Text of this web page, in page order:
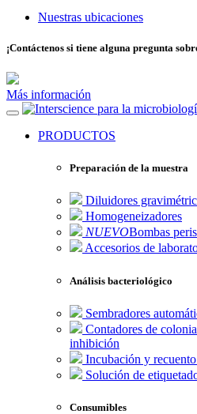
Nuestras ubicaciones
¡Contáctenos si tiene alguna pregunta
Más información
para la
PRODUCTOS
Preparación de la muestra
Diluidores
Homogeneizadores
NUEVOBombas
Accesorios de
Análisis bacteriológico
Sembradores
Contadores de
inhibición
Incubación y
Solución de
Consumibles